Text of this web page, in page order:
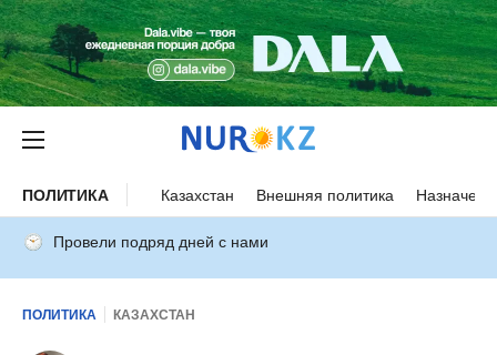
ПОЛИТИКА Казахстан Внешняя политика
Провели подряд дней с нами
ПОЛИТИКА КАЗАХСТАН